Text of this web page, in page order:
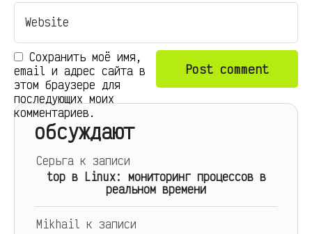
Сохранить моё имя,
email и адрес сайта в
этом браузере для
последующих моих
комментариев.
обсуждают
Серьгак записи
top в Linux: мониторинг процессов в
реальном времени
Mikhail к записи